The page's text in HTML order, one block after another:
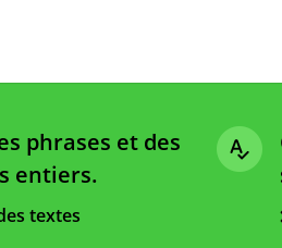
phrases et des
entiers.
textes